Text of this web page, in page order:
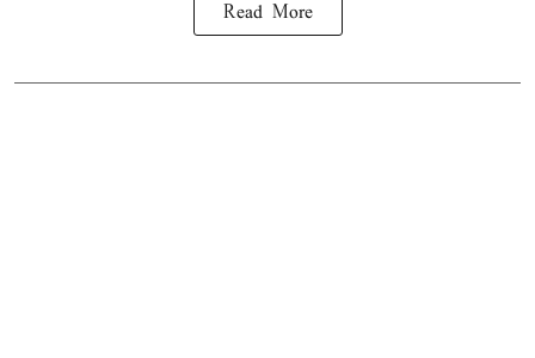
Read More